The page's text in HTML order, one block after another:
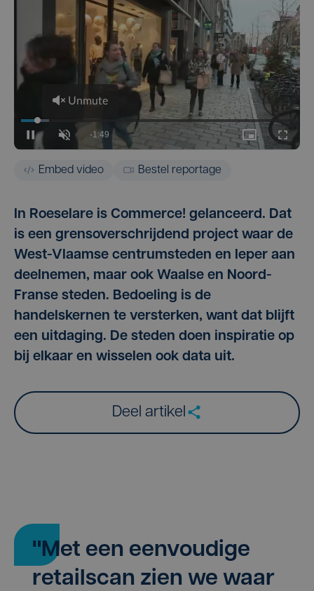
Embed video Bestel reportage
In Roeselare is Commerce! gelanceerd. Dat
is een grensoverschrijdend project waar de
West-Vlaamse centrumsteden en Ieper aan
deelnemen, maar ook Waalse en Noord-
Franse steden. Bedoeling is de
handelskernen te versterken, want dat blijft
een uitdaging. De steden doen inspiratie op
bij elkaar en wisselen ook data uit.
Deel artikel
"Met een eenvoudige
retailscan zien we waar